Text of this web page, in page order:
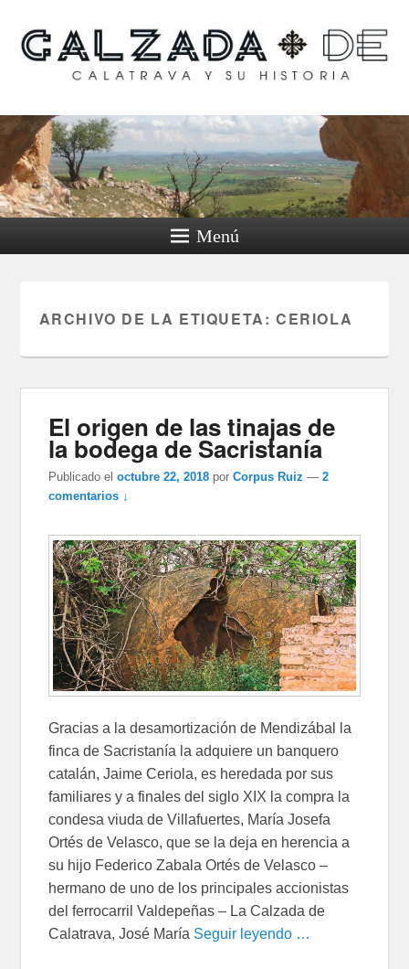
Calzada de Calatrava y
su historia
Menú
ARCHIVO DE LA ETIQUETA: CERIOLA
El origen de las tinajas de
la bodega de Sacristanía
Publicado el octubre 22, 2018 porCorpus Ruiz —2
comentarios ↓
Gracias a la desamortización de Mendizábal la
finca de Sacristanía la adquiere un banquero
catalán, Jaime Ceriola, es heredada por sus
familiares y a finales del siglo XIX la compra la
condesa viuda de Villafuertes, María Josefa
Ortés de Velasco, que se la deja en herencia a
su hijo Federico Zabala Ortés de Velasco –
hermano de uno de los principales accionistas
del ferrocarril Valdepeñas – La Calzada de
Calatrava, José María Seguir leyendo …